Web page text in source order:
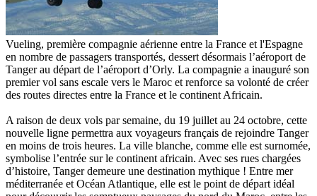
Vueling, première compagnie aérienne entre la France et l'Espagne
en nombre de passagers transportés, dessert désormais l’aéroport de
Tanger au départ de l’aéroport d’Orly. La compagnie a inauguré son
premier vol sans escale vers le Maroc et renforce sa volonté de créer
des routes directes entre la France et le continent Africain.
A raison de deux vols par semaine, du 19 juillet au 24 octobre, cette
nouvelle ligne permettra aux voyageurs français de rejoindre Tanger
en moins de trois heures. La ville blanche, comme elle est surnomée,
symbolise l’entrée sur le continent africain. Avec ses rues chargées
d’histoire, Tanger demeure une destination mythique ! Entre mer
méditerranée et Océan Atlantique, elle est le point de départ idéal